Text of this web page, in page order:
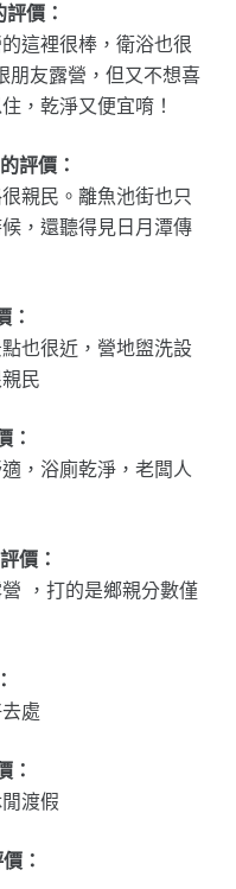
價：
這裡很棒，衛浴也很
友露營，但又不想喜
，乾淨又便宜唷！
評價：
親民。離魚池街也只
，還聽得見日月潭傳
：
也很近，營地盥洗設
民
：
，浴廁乾淨，老闆人
價：
，打的是鄉親分數僅
處
：
渡假
：